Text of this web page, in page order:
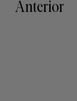
Anterior